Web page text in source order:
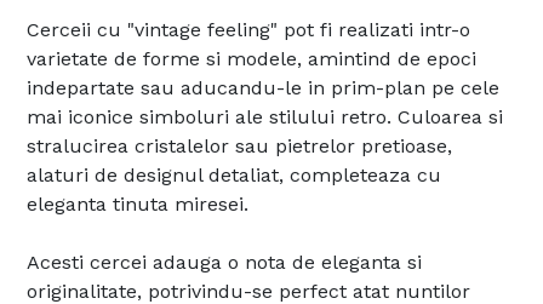
Cerceii cu "vintage feeling" pot fi realizati intr-o
varietate de forme si modele, amintind de epoci
indepartate sau aducandu-le in prim-plan pe cele
mai iconice simboluri ale stilului retro. Culoarea si
stralucirea cristalelor sau pietrelor pretioase,
alaturi de designul detaliat, completeaza cu
eleganta tinuta miresei.
Acesti cercei adauga o nota de eleganta si
originalitate, potrivindu-se perfect atat nuntilor